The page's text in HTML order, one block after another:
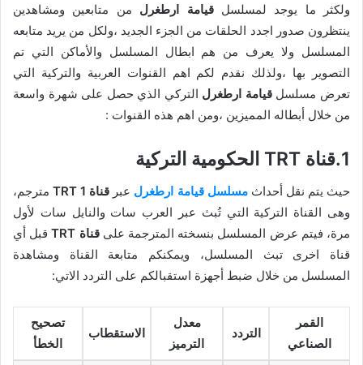
ولكثر ما يوجد لمسلسلقيامة ارطغرل من متابعين ومشاهدين
ينتظرون صدور اجدد الحلقات من الجزء الجديد ،ولكل من يريد متابعه
المسلسل ولا يعرف من هم ابطال المسلسل والأماكن التي تم
التصوير بها ،ولذلك نقدم لكم اهم القنوات العربية والتركية التي
تعرض مسلسلقيامة ارطغرل التركي الذي حصل على شهرة واسعة
من خلال أبطاله المميزين ،ومن اهم هذه القنوات :
1.قناة TRT الحكومية التركية
حيث يتم نقل أحداث مسلسل قيامة ارطغرل عبر قناة 1 TRT
مترجم،
وهى القناة التركية التي تُبث عبر العرب سات والنايل سات لأول
مرة، فيتم عرض المسلسل بنسخته المترجمة علىقناة TRT
قبل أي
قناة اخرى تبث المسلسل، ويمكنكم متابعة القناة ومشاهدة
المسلسل من خلال ضبط أجهزة استقبالكم على التردد الاتي:
القمر
الصناعي
التردد
معدل
الترميز
الاستقطاب
تصحيح
الخطأ